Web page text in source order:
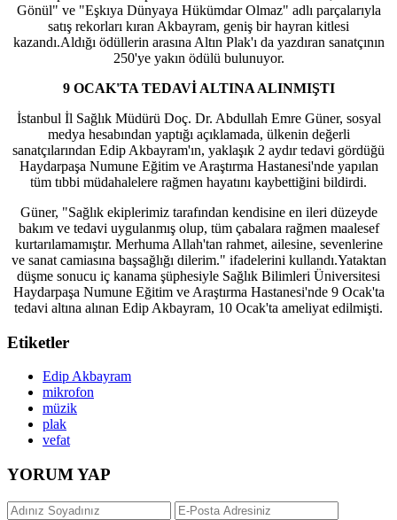
Gönül" ve "Eşkıya Dünyaya Hükümdar Olmaz" adlı parçalarıyla
satış rekorları kıran Akbayram, geniş bir hayran kitlesi
kazandı.Aldığı ödüllerin arasına Altın Plak'ı da yazdıran sanatçının
250'ye yakın ödülü bulunuyor.
9 OCAK'TA TEDAVİ ALTINA ALINMIŞTI
İstanbul İl Sağlık Müdürü Doç. Dr. Abdullah Emre Güner, sosyal
medya hesabından yaptığı açıklamada, ülkenin değerli
sanatçılarından Edip Akbayram'ın, yaklaşık 2 aydır tedavi gördüğü
Haydarpaşa Numune Eğitim ve Araştırma Hastanesi'nde yapılan
tüm tıbbi müdahalelere rağmen hayatını kaybettiğini bildirdi.
Güner, "Sağlık ekiplerimiz tarafından kendisine en ileri düzeyde
bakım ve tedavi uygulanmış olup, tüm çabalara rağmen maalesef
kurtarılamamıştır. Merhuma Allah'tan rahmet, ailesine, sevenlerine
ve sanat camiasına başsağlığı dilerim." ifadelerini kullandı.Yataktan
düşme sonucu iç kanama şüphesiyle Sağlık Bilimleri Üniversitesi
Haydarpaşa Numune Eğitim ve Araştırma Hastanesi'nde 9 Ocak'ta
tedavi altına alınan Edip Akbayram, 10 Ocak'ta ameliyat edilmişti.
Etiketler
Edip Akbayram
mikrofon
müzik
plak
vefat
YORUM YAP